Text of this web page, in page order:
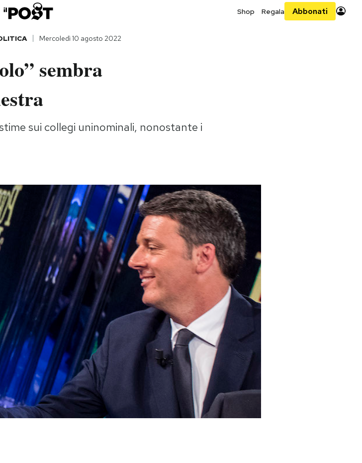
Shop Regala Abbonati
Mercoledì 10 agosto 2022
sembra
sui collegi uninominali, nonostante i